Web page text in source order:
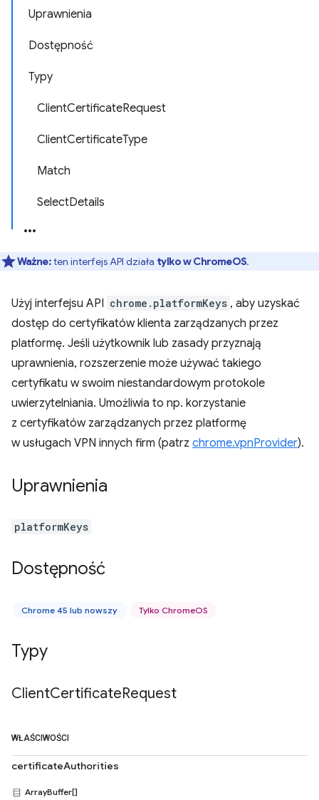
Uprawnienia
Dostępność
Typy
ClientCertificateRequest
ClientCertificateType
Match
SelectDetails
Ważne:ten interfejs API działa tylko w ChromeOS.
Użyj interfejsu API chrome.platformKeys , aby uzyskać
dostęp do certyfikatów klienta zarządzanych przez
platformę. Jeśli użytkownik lub zasady przyznają
uprawnienia, rozszerzenie może używać takiego
certyfikatu w swoim niestandardowym protokole
uwierzytelniania. Umożliwia to np. korzystanie
z certyfikatów zarządzanych przez platformę
w usługach VPN innych firm (patrz chrome.vpnProvider).
Uprawnienia
platformKeys
Dostępność
Chrome 45 lub nowszy Tylko ChromeOS
Typy
ClientCertificateRequest
WŁAŚCIWOŚCI
certificateAuthorities
ArrayBuffer[]